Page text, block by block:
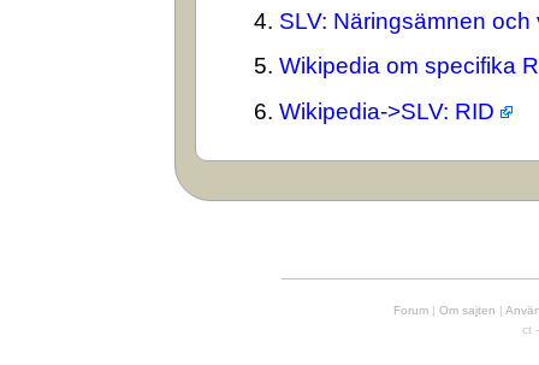
4. SLV: Näringsämnen och
5. Wikipedia om specifika
6. Wikipedia->SLV: RID
Forum | Om sajten |
ct